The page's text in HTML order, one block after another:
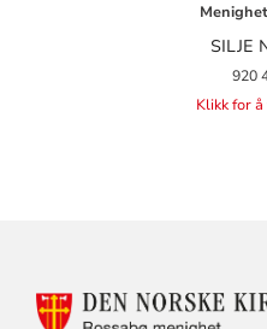
SILJE
920
Klikk for